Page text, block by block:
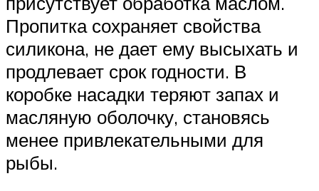
Пропитка сохраняет свойства
силикона, не дает ему высыхать и
продлевает срок годности. В
коробке насадки теряют запах и
масляную оболочку, становясь
менее привлекательными для
рыбы.